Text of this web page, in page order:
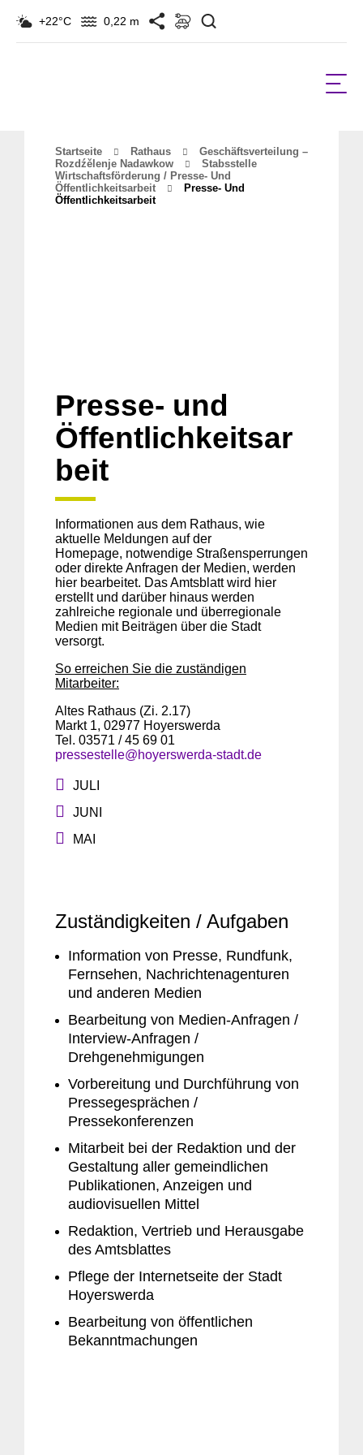
+22°C 0,22 m
Startseite Rathaus
Geschäftsverteilung –
Rozdźělenje Nadawkow
Stabsstelle
Wirtschaftsförderung / Presse- Und
Öffentlichkeitsarbeit
Presse- Und
Öffentlichkeitsarbeit
Presse- und
Öffentlichkeitsar
beit
Informationen aus dem Rathaus, wie
aktuelle Meldungen auf der
Homepage, notwendige Straßensperrungen
oder direkte Anfragen der Medien, werden
hier bearbeitet. Das Amtsblatt wird hier
erstellt und darüber hinaus werden
zahlreiche regionale und überregionale
Medien mit Beiträgen über die Stadt
versorgt.
So erreichen Sie die zuständigen
Mitarbeiter:
Altes Rathaus (Zi. 2.17)
Markt 1, 02977 Hoyerswerda
Tel. 03571 / 45 69 01
pressestelle@hoyerswerda-stadt.de
JULI
JUNI
MAI
Zuständigkeiten / Aufgaben
Information von Presse, Rundfunk,
Fernsehen, Nachrichtenagenturen
und anderen Medien
Bearbeitung von Medien-Anfragen /
Interview-Anfragen /
Drehgenehmigungen
Vorbereitung und Durchführung von
Pressegesprächen /
Pressekonferenzen
Mitarbeit bei der Redaktion und der
Gestaltung aller gemeindlichen
Publikationen, Anzeigen und
audiovisuellen Mittel
Redaktion, Vertrieb und Herausgabe
des Amtsblattes
Pflege der Internetseite der Stadt
Hoyerswerda
Bearbeitung von öffentlichen
Bekanntmachungen